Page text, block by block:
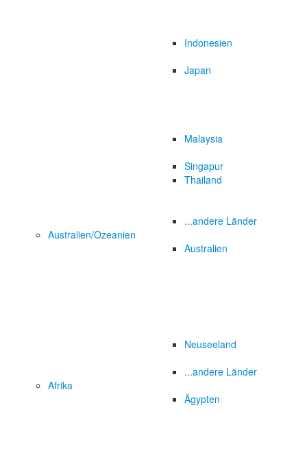
Indonesien
Japan
Malaysia
Singapur
Thailand
...andere Länder
Australien/Ozeanien
Australien
Neuseeland
...andere Länder
Afrika
Ägypten